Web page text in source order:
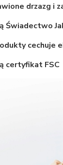
drzazg i
Świadectwo
cechuje
certyfikat FSC